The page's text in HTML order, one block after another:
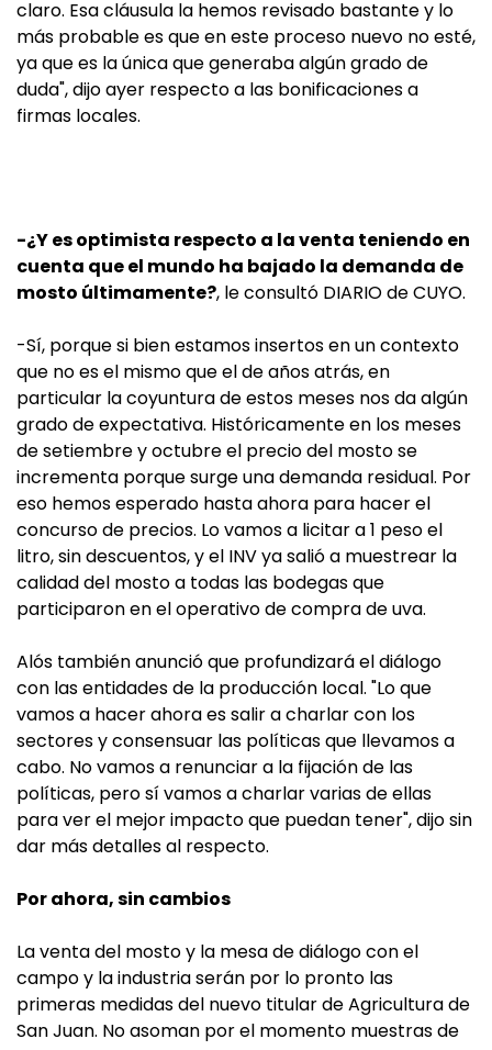
claro. Esa cláusula la hemos revisado bastante y lo
más probable es que en este proceso nuevo no esté,
ya que es la única que generaba algún grado de
duda", dijo ayer respecto a las bonificaciones a
firmas locales.
-¿Y es optimista respecto a la venta teniendo en
cuenta que el mundo ha bajado la demanda de
mosto últimamente?, le consultó DIARIO de CUYO.
-Sí, porque si bien estamos insertos en un contexto
que no es el mismo que el de años atrás, en
particular la coyuntura de estos meses nos da algún
grado de expectativa. Históricamente en los meses
de setiembre y octubre el precio del mosto se
incrementa porque surge una demanda residual. Por
eso hemos esperado hasta ahora para hacer el
concurso de precios. Lo vamos a licitar a 1 peso el
litro, sin descuentos, y el INV ya salió a muestrear la
calidad del mosto a todas las bodegas que
participaron en el operativo de compra de uva.
Alós también anunció que profundizará el diálogo
con las entidades de la producción local. "Lo que
vamos a hacer ahora es salir a charlar con los
sectores y consensuar las políticas que llevamos a
cabo. No vamos a renunciar a la fijación de las
políticas, pero sí vamos a charlar varias de ellas
para ver el mejor impacto que puedan tener", dijo sin
dar más detalles al respecto.
Por ahora, sin cambios
La venta del mosto y la mesa de diálogo con el
campo y la industria serán por lo pronto las
primeras medidas del nuevo titular de Agricultura de
San Juan. No asoman por el momento muestras de